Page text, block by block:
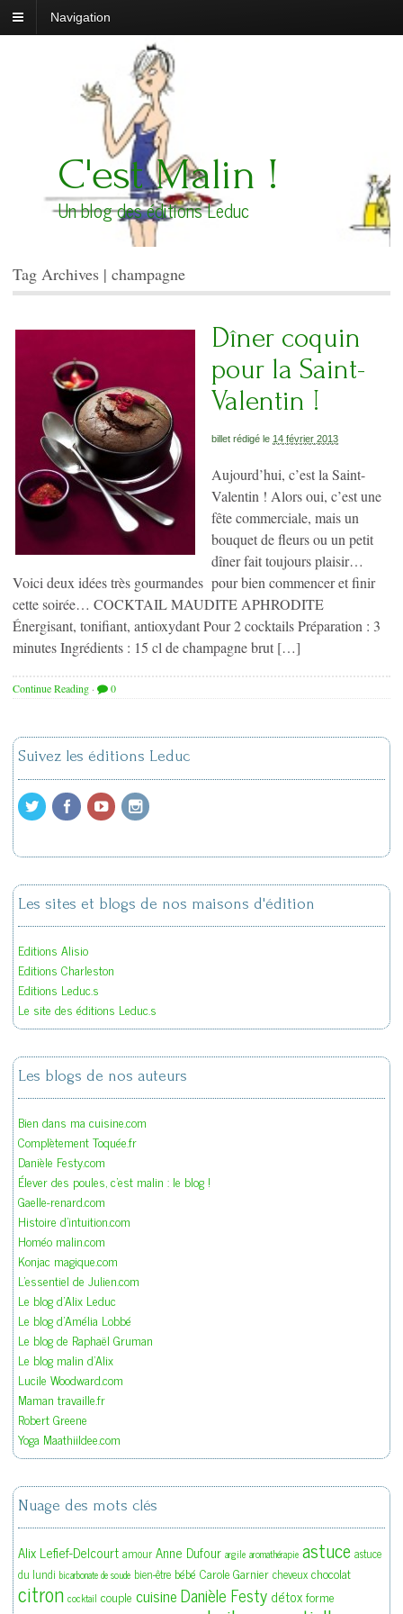
Navigation
C'est Malin !
Un blog des éditions Leduc
Tag Archives | champagne
Dîner coquin
pour la Saint-
Valentin !
billet rédigé le 14 février 2013
Aujourd’hui, c’est la Saint-
Valentin ! Alors oui, c’est une
fête commerciale, mais un
bouquet de fleurs ou un petit
dîner fait toujours plaisir…
Voici deux idées très gourmandes pour bien commencer et finir
cette soirée… COCKTAIL MAUDITE APHRODITE
Énergisant, tonifiant, antioxydant Pour 2 cocktails Préparation : 3
minutes Ingrédients : 15 cl de champagne brut […]
Continue Reading · 0
Suivez les éditions Leduc
Les sites et blogs de nos maisons d'édition
Editions Alisio
Editions Charleston
Editions Leduc.s
Le site des éditions Leduc.s
Les blogs de nos auteurs
Bien dans ma cuisine.com
Complètement Toquée.fr
Danièle Festy.com
Élever des poules, c'est malin : le blog !
Gaelle-renard.com
Histoire d'intuition.com
Homéo malin.com
Konjac magique.com
L'essentiel de Julien.com
Le blog d'Alix Leduc
Le blog d'Amélia Lobbé
Le blog de Raphaël Gruman
Le blog malin d'Alix
Lucile Woodward.com
Maman travaille.fr
Robert Greene
Yoga Maathiildee.com
Nuage des mots clés
Alix Lefief-Delcourt amour Anne Dufour argile aromathérapie astuce astuce
du lundi bicarbonate de soude bien-être bébé Carole Garnier cheveux chocolat
citron cocktail couple cuisineDanièle Festy détoxforme